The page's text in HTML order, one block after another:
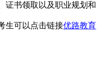
证书领取以及职业规划和
生可以点击链接优路教育